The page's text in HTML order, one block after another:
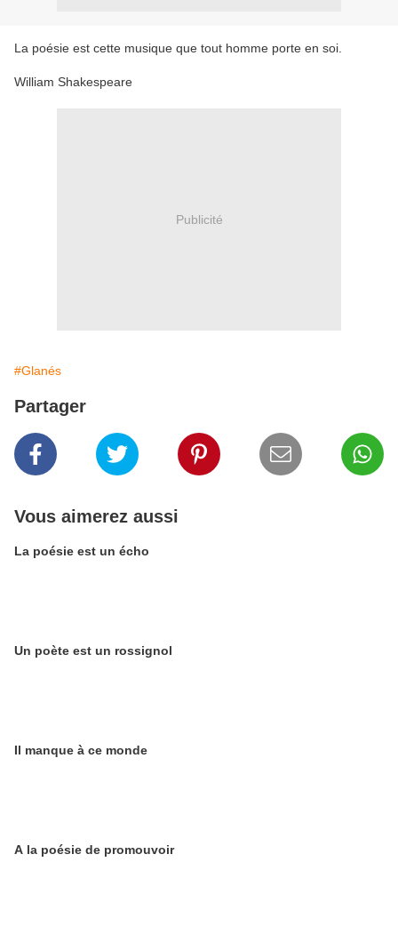
La poésie est cette musique que tout homme porte en soi.
William Shakespeare
Publicité
#Glanés
Partager
Vous aimerez aussi
La poésie est un écho
Un poète est un rossignol
Il manque à ce monde
A la poésie de promouvoir